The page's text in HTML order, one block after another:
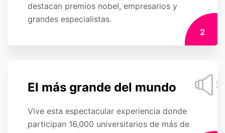
destacan premios nobel, empresarios y
grandes especialistas.
2
El más grande del mundo
Vive esta espectacular experiencia donde
participan 16,000 universitarios de más de